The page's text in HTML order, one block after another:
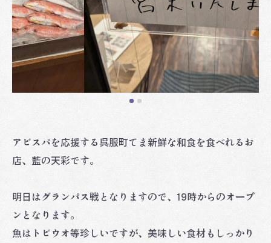
アビスパを応援する呉服町てま新鮮な和食を食べれるお
店、藍の天彩です。
明日はグランパス戦となりますので、19時からのオープ
ンとなります。
魚はトビウオ等珍しいですが、美味しい食材もしっかり